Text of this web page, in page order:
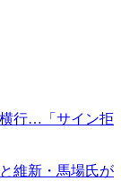
行…「サイン拒
維新・馬場氏が